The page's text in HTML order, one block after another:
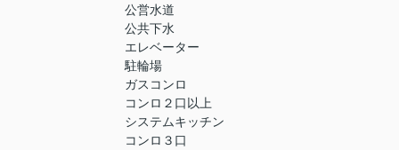
公営水道
公共下水
エレベーター
駐輪場
ガスコンロ
コンロ２口以上
システムキッチン
コンロ３口